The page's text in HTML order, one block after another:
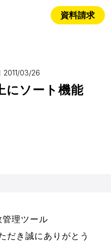
資料請求
2011/03/26
にソート機能
理ツール
だき誠にありがとう